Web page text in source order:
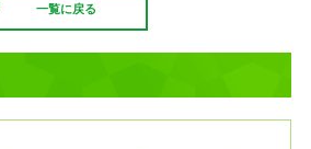
一覧に戻る